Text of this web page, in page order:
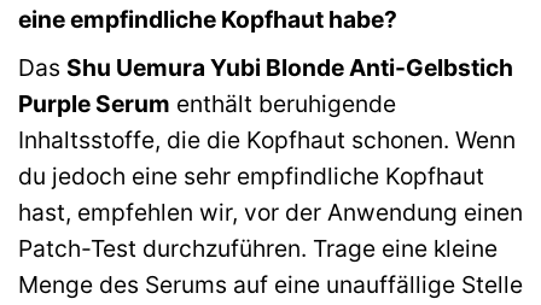
eine empfindliche Kopfhaut habe?
Das Shu Uemura Yubi Blonde Anti-Gelbstich
Purple Serum enthält beruhigende
Inhaltsstoffe, die die Kopfhaut schonen. Wenn
du jedoch eine sehr empfindliche Kopfhaut
hast, empfehlen wir, vor der Anwendung einen
Patch-Test durchzuführen. Trage eine kleine
Menge des Serums auf eine unauffällige Stelle